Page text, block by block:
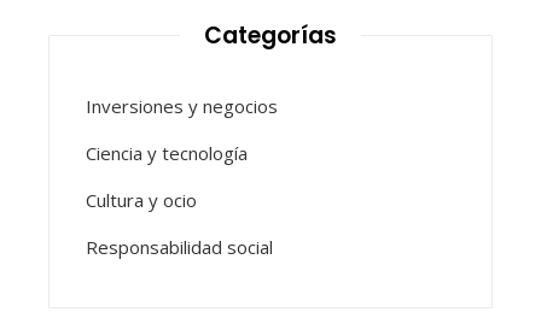
Categorías
Inversiones y negocios
Ciencia y tecnología
Cultura y ocio
Responsabilidad social